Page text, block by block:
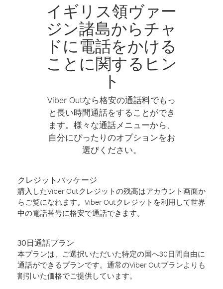
イギリス領ヴァー
ジン諸島からチャ
ドに電話をかける
ことに関するヒン
ト
Viber Outなら格安の通話料でもっ
と長い時間通話をすることができ
ます。様々な通話メニューから、
自分にぴったりのオプションをお
選びください。
クレジットパッケージ
購入したViber Outクレジットの残高はアカウント画面か
らご覧になれます。Viber Outクレジットを利用して世界
中の電話番号に格安で通話できます。
30日通話プラン
本プランは、ご選択いただいた特定の国へ30日間自由に
通話ができるプランです。通常のViber Outプランよりも
割引いた価格でご提供しています。